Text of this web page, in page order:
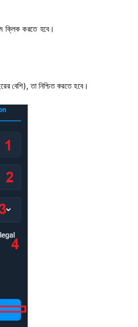
ক্লিক করতে হবে।
বেশি), তা নিশ্চিত করতে হবে।